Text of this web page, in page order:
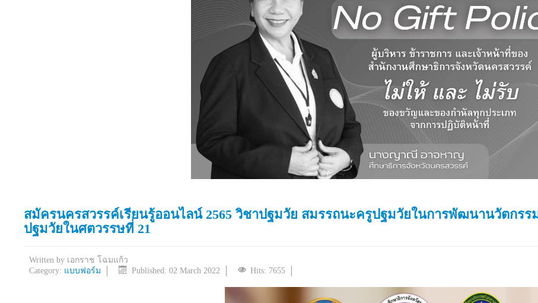
สมัครนครสวรรค์เรียนรู้ออนไลน์ 2565 วิชาปฐมวัย สมรรถนะครูปฐมวัยในการพัฒนานวัตกร
ปฐมวัยในศตวรรษที่ 21
Written by เอกราช โฉมแก้ว
Category: แบบฟอร์ม Published: 02 March 2022 Hits: 7655